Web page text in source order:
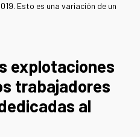
Esto es una variación de un
explotaciones
trabajadores
al